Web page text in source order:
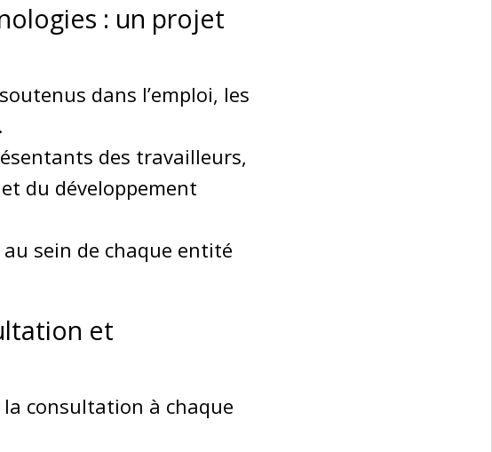
: un projet
dans l’emploi, les
des travailleurs,
du développement
sein de chaque entité
et
consultation à chaque